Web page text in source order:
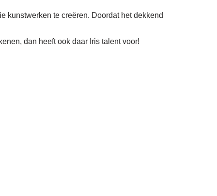
kunstwerken te creëren. Doordat het dekkend
dan heeft ook daar Iris talent voor!